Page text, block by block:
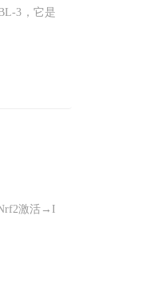
3，它是
激活→I